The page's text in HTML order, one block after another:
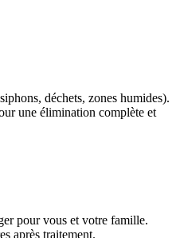
déchets, zones humides).
une élimination complète et
pour vous et votre famille.
après traitement.